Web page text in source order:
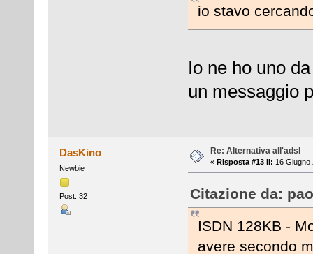
io stavo
Io ne ho uno
un messaggio
DasKino
Newbie
Post: 32
Re: Alternativa all'adsl
« Risposta #13 il: 16 Giugno
Citazione da:
ISDN 128KB -
avere secondo